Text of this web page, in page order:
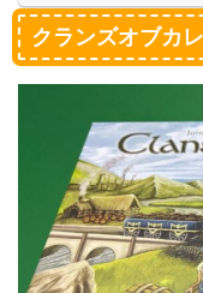
クランズオブカ